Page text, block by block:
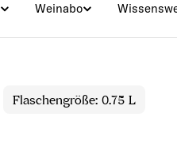
Weinabo
Flaschengröße: 0.75 L